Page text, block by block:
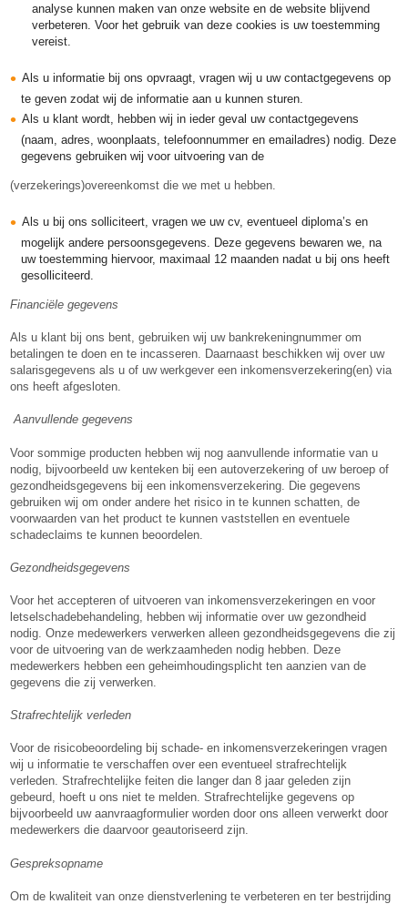
analyse kunnen maken van onze website en de website blijvend
verbeteren. Voor het gebruik van deze cookies is uw toestemming
vereist.
Als u informatie bij ons opvraagt, vragen wij u uw contactgegevens op
te geven zodat wij de informatie aan u kunnen sturen.
Als u klant wordt, hebben wij in ieder geval uw contactgegevens
(naam, adres, woonplaats, telefoonnummer en emailadres) nodig. Deze
gegevens gebruiken wij voor uitvoering van de
(verzekerings)overeenkomst die we met u hebben.
Als u bij ons solliciteert, vragen we uw cv, eventueel diploma’s en
mogelijk andere persoonsgegevens. Deze gegevens bewaren we, na
uw toestemming hiervoor, maximaal 12 maanden nadat u bij ons heeft
gesolliciteerd.
Financiële gegevens
Als u klant bij ons bent, gebruiken wij uw bankrekeningnummer om
betalingen te doen en te incasseren. Daarnaast beschikken wij over uw
salarisgegevens als u of uw werkgever een inkomensverzekering(en) via
ons heeft afgesloten.
Aanvullende gegevens
Voor sommige producten hebben wij nog aanvullende informatie van u
nodig, bijvoorbeeld uw kenteken bij een autoverzekering of uw beroep of
gezondheidsgegevens bij een inkomensverzekering. Die gegevens
gebruiken wij om onder andere het risico in te kunnen schatten, de
voorwaarden van het product te kunnen vaststellen en eventuele
schadeclaims te kunnen beoordelen.
Gezondheidsgegevens
Voor het accepteren of uitvoeren van inkomensverzekeringen en voor
letselschadebehandeling, hebben wij informatie over uw gezondheid
nodig. Onze medewerkers verwerken alleen gezondheidsgegevens die zij
voor de uitvoering van de werkzaamheden nodig hebben. Deze
medewerkers hebben een geheimhoudingsplicht ten aanzien van de
gegevens die zij verwerken.
Strafrechtelijk verleden
Voor de risicobeoordeling bij schade- en inkomensverzekeringen vragen
wij u informatie te verschaffen over een eventueel strafrechtelijk
verleden. Strafrechtelijke feiten die langer dan 8 jaar geleden zijn
gebeurd, hoeft u ons niet te melden. Strafrechtelijke gegevens op
bijvoorbeeld uw aanvraagformulier worden door ons alleen verwerkt door
medewerkers die daarvoor geautoriseerd zijn.
Gespreksopname
Om de kwaliteit van onze dienstverlening te verbeteren en ter bestrijding